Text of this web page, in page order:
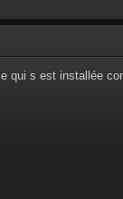
qui s est installée